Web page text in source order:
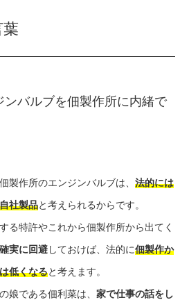
ンバルブを佃製作所に内緒で
製作所のエンジンバルブは、 法的には
社製品と考えられるからです。
る特許やこれから佃製作所から出てく
確実に回避しておけば、法的に佃製作か
低くなると考えます。
娘である佃利菜は、 家で仕事の話をし